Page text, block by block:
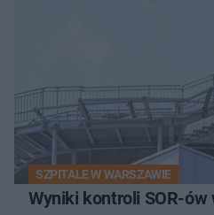
SZPITALE W WARSZAWIE
Wyniki kontroli SOR-ów